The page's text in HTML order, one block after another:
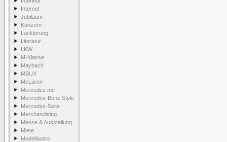
Internet
Jubiläum
Konzern
Lackierung
Literatur
LKW
M-Klasse
Maybach
MBUX
McLaren
Mercedes me
Mercedes-Benz Style
Mercedes-Seite
Merchandising
Messe & Ausstellung
Miete
Modellautos